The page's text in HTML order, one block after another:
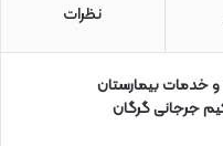
نظرات
خدمات بیمارستان
جرجانی گرگان